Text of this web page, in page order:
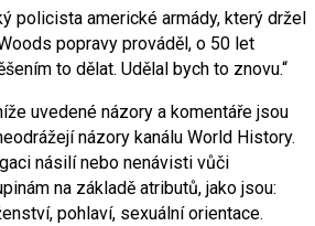
policista americké armády, který držel
popravy prováděl, o 50 let
to dělat. Udělal bych to znovu.“
uvedené názory a komentáře jsou
názory kanálu World History.
násilí nebo nenávisti vůči
na základě atributů, jako jsou:
pohlaví, sexuální orientace.